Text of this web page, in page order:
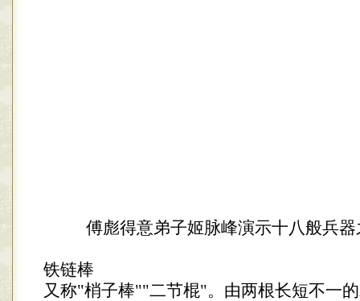
傅彪得意弟子姬脉峰演示十八般兵
铁链棒
又称"梢子棒""二节棍"。由两根长短不一